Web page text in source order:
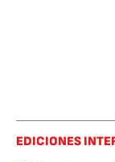
EDICIONES